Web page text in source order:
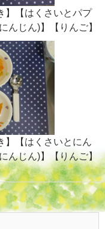
】【はくさいとパプ
んじん)】【りんご】
】【はくさいとにん
んじん)】【りんご】